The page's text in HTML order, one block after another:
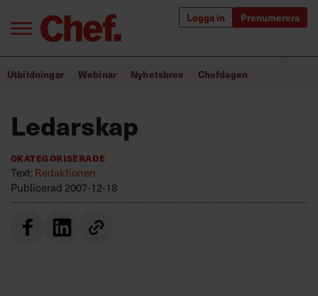
Logga in Prenumerera
Bra ledare förändrar världen
Utbildning för ledare
Chefakademin+
Populära utbildningar
Utbildningar Webinar Nyhetsbrev Chefdagen
Ledarskap
Okategoriserade
Text:Redaktionen
Publicerad 2007-12-18